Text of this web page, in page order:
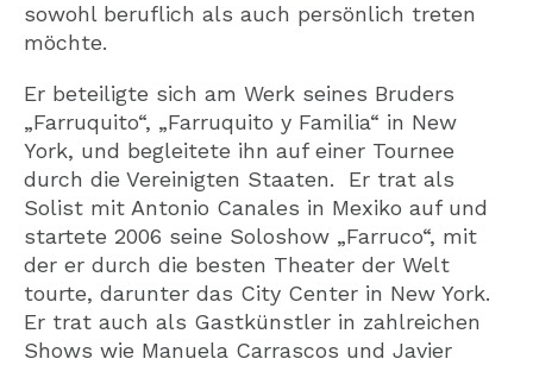
sowohl beruflich als auch persönlich treten
möchte.
Er beteiligte sich am Werk seines Bruders
„Farruquito“, „Farruquito y Familia“ in New
York, und begleitete ihn auf einer Tournee
durch die Vereinigten Staaten. Er trat als
Solist mit Antonio Canales in Mexiko auf und
startete 2006 seine Soloshow „Farruco“, mit
der er durch die besten Theater der Welt
tourte, darunter das City Center in New York.
Er trat auch als Gastkünstler in zahlreichen
Shows wie Manuela Carrascos und Javier